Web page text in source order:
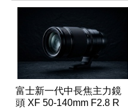
富士新一代中長焦主力鏡
頭 XF 50-140mm F2.8 R